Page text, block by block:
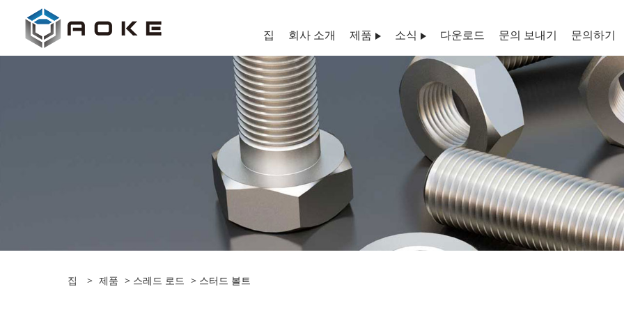
집 회사 소개 제품 소식 다운로드 문의 보내기 문의하기
집 > 제품 > 스레드 로드 > 스터드 볼트